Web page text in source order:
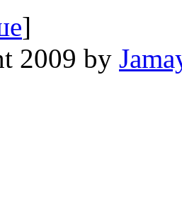
]
2009 by